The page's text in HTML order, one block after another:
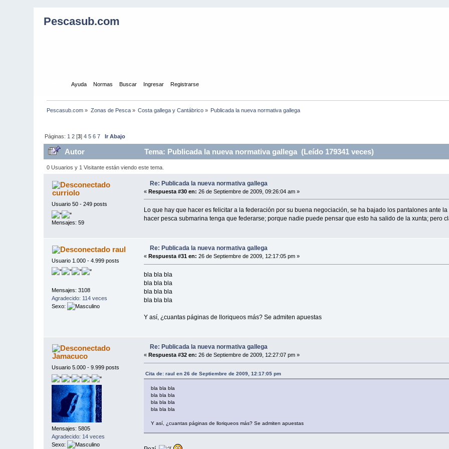
Pescasub.com
Ayuda Normas Buscar Ingresar Registrarse
Pescasub.com » Zonas de Pesca» Costa gallega y Cantábrico » Publicada la nueva normativa gallega
Páginas: 1 2 [3]4 5 6 7 Ir Abajo
Autor Tema: Publicada la nueva normativa gallega (Leído 179341 veces)
0 Usuarios y 1 Visitante están viendo este tema.
curriolo
Usuario 50 - 249 posts
Mensajes: 59
Re: Publicada la nueva normativa gallega
« Respuesta #30 en: 26 de Septiembre de 2009, 09:26:04 am »
Lo que hay que hacer es felicitar a la federación por su buena negociación, se ha bajado los pantalones ante
hacer pesca submarina tenga que federarse; porque nadie puede pensar que esto ha salido de la xunta; pero
raul
Usuario 1.000 - 4.999 posts
Mensajes: 3108
Agradecido: 114 veces
Sexo:
Re: Publicada la nueva normativa gallega
« Respuesta #31 en: 26 de Septiembre de 2009, 12:17:05 pm »
bla bla bla
bla bla bla
bla bla bla
bla bla bla
Y así, ¿cuantas páginas de lloriqueos más? Se admiten apuestas
Jamacuco
Usuario 5.000 - 9.999 posts
Mensajes: 5805
Agradecido: 14 veces
Sexo:
Re: Publicada la nueva normativa gallega
« Respuesta #32 en: 26 de Septiembre de 2009, 12:27:07 pm »
Cita de: raul en 26 de Septiembre de 2009, 12:17:05 pm
bla bla bla
bla bla bla
bla bla bla
bla bla bla
Y así, ¿cuantas páginas de lloriqueos más? Se admiten apuestas